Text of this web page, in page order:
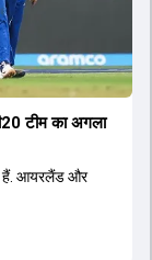
टीम का अगला
हैं. आयरलैंड और